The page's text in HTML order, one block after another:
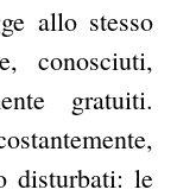
allo stesso
conosciuti,
gratuiti.
disturbati: le